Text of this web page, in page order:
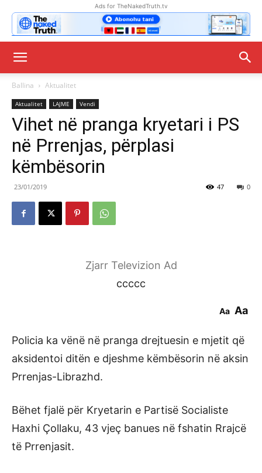
Ads for TheNakedTruth.tv
Ballina Aktualitet
Aktualitet LAJME Vendi
Vihet në pranga kryetari i PS
në Prrenjas, përplasi
këmbësorin
23/01/2019 0
47
Zjarr Televizion Ad
ccccc
Aa Aa
Policia ka vënë në pranga drejtuesin e mjetit që
aksidentoi ditën e djeshme këmbësorin në aksin
Prrenjas-Librazhd.
Bëhet fjalë për Kryetarin e Partisë Socialiste
Haxhi Çollaku, 43 vjeç banues në fshatin Rrajcë
të Prrenjasit.